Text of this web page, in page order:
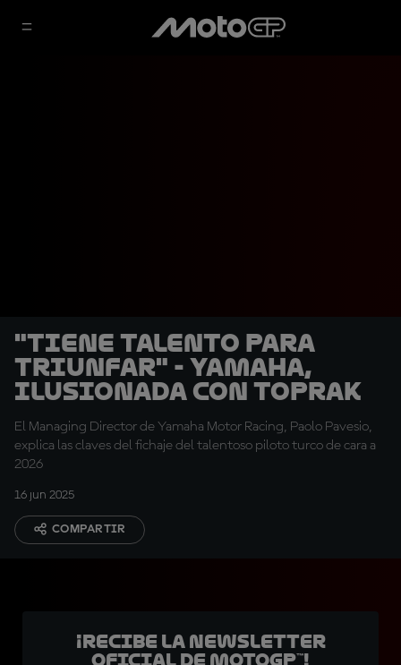
"Tiene talento para
triunfar" - Yamaha,
ilusionada con Toprak
El Managing Director de Yamaha Motor Racing, Paolo Pavesio,
explica las claves del fichaje del talentoso piloto turco de cara a
2026
16 jun 2025
COMPARTIR
¡Recibe la Newsletter
oficial de MotoGP™!